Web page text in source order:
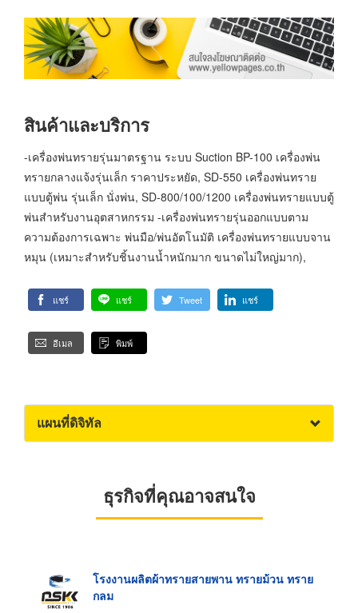
สินค้าและบริการ
-เครื่องพ่นทรายรุ่นมาตรฐาน ระบบ Suction BP-100 เครื่องพ่น
ทรายกลางแจ้งรุ่นเล็ก ราคาประหยัด, SD-550 เครื่องพ่นทราย
แบบตู้พ่น รุ่นเล็ก นั่งพ่น, SD-800/100/1200 เครื่องพ่นทรายแบบตู้
พ่นสำหรับงานอุตสาหกรรม -เครื่องพ่นทรายรุ่นออกแบบตาม
ความต้องการเฉพาะ พ่นมือ/พ่นอัตโนมัติ เครื่องพ่นทรายแบบจาน
หมุน (เหมาะสำหรับชิ้นงานน้ำหนักมาก ขนาดไม่ใหญ่มาก),
แชร์ แชร์ Tweet แชร์
อีเมล พิมพ์
แผนที่ดิจิทัล
ธุรกิจที่คุณอาจสนใจ
โรงงานผลิตผ้าทรายสายพาน ทรายม้วน ทราย
กลม